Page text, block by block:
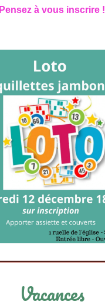
Pensez à vous inscrire !
Vacances